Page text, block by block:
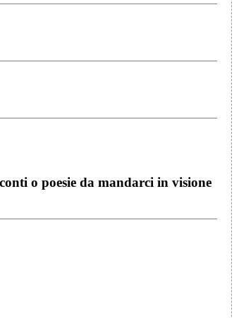
o poesie da mandarci in visione